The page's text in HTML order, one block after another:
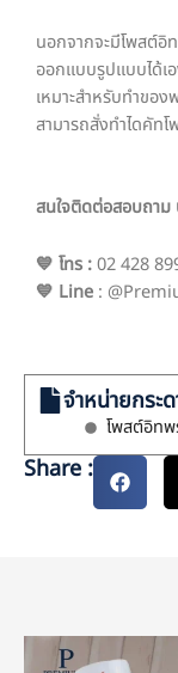
นอกจากจะมีโพสต์อิ
ออกแบบรูปแบบได้เ
เหมาะสำหรับทำขอ
สามารถสั่งทำไดคัท
สนใจติดต่อสอบถา
💙 โทร :02 428
💙 Line :
จำหน่ายกระ
โพสต์อิทพ
Share :